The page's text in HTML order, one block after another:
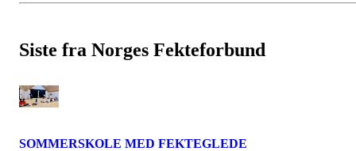
Siste fra Norges Fekteforbund
SOMMERSKOLE MED FEKTEGLEDE